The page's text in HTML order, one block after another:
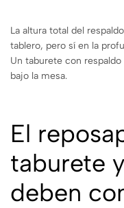
La altura total del
tablero, pero sí en la
Un taburete con
bajo la mesa.
El
taburete
deben